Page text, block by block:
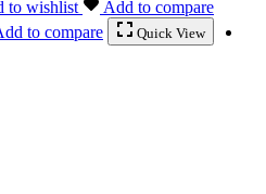
to wishlist
Add to compare
Quick View
to compare